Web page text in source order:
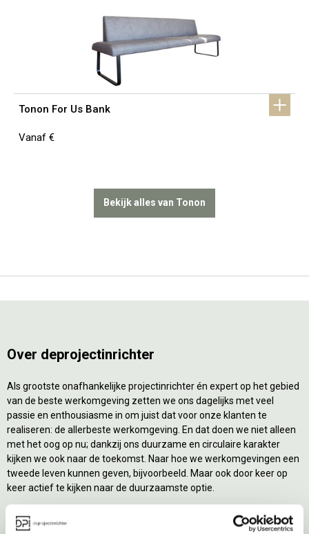
Tonon For Us Bank
Vanaf €
Bekijk alles van Tonon
Over deprojectinrichter
Als grootste onafhankelijke projectinrichter én expert op het gebied
van de beste werkomgeving zetten we ons dagelijks met veel
passie en enthousiasme in om juist dat voor onze klanten te
realiseren: de allerbeste werkomgeving. En dat doen we niet alleen
met het oog op nu; dankzij ons duurzame en circulaire karakter
kijken we ook naar de toekomst. Naar hoe we werkomgevingen een
tweede leven kunnen geven, bijvoorbeeld. Maar ook door keer op
keer actief te kijken naar de duurzaamste optie.
Belangrijke categorieën